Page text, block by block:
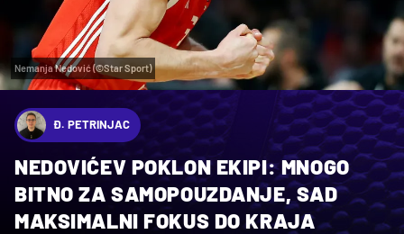
Nemanja Nedović (©Star Sport)
Đ. PETRINJAC
NEDOVIĆEV POKLON EKIPI: MNOGO
BITNO ZA SAMOPOUZDANJE, SAD
MAKSIMALNI FOKUS DO KRAJA